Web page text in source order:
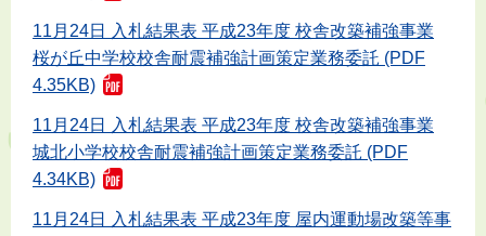
11月24日 入札結果表 平成23年度 校舎改築補強事業
桜が丘中学校校舎耐震補強計画策定業務委託 (PDF
4.35KB)
11月24日 入札結果表 平成23年度 校舎改築補強事業
城北小学校校舎耐震補強計画策定業務委託 (PDF
4.34KB)
11月24日 入札結果表 平成23年度 屋内運動場改築等事